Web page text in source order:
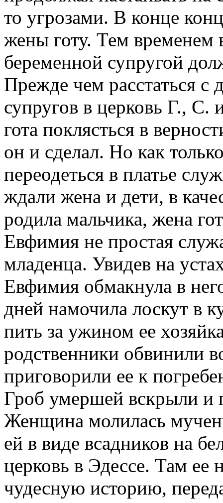
то угрозами. В конце
жены готу. Тем временем
беременной супругой
Прежде чем расстаться
супругов в церковь Г., С.
гота поклясться в
он и сделал. Но как
переодеться в платье
ждали жена и дети, в
родила мальчика, жена
Евфимия не простая
младенца. Увидев на
Евфимия обмакнула в
дней намочила лоскут в
пить за ужином ее
родственники обвинили
приговорили ее к
Гроб умершей вскрыли
Женщина молилась
ей в виде всадников на
церковь в Эдессе. Там ее
чудесную историю,